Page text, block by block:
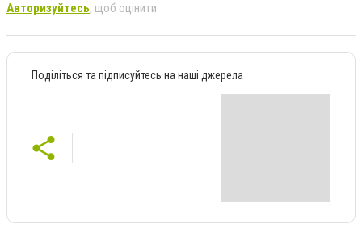
Авторизуйтесь, щоб оцінити
Поділіться та підписуйтесь на наші джерела